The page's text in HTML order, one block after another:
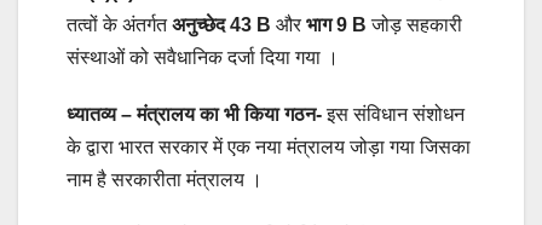
तत्वों के अंतर्गतअनुच्छेद 43 B और भाग 9 B जोड़ सहकारी
संस्थाओं को सवैधानिक दर्जा दिया गया ।
ध्यातव्य – मंत्रालय का भी किया गठन-इस संविधान संशोधन
के द्वारा भारत सरकार में एक नया मंत्रालय जोड़ा गया जिसका
नाम है सरकारीता मंत्रालय ।